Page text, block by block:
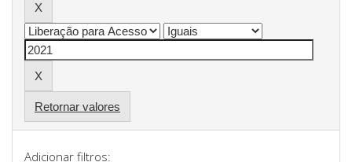
Retornar valores
Adicionar filtros: